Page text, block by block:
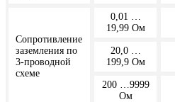
Сопротивление
заземления по
3-проводной
схеме
0,01 …
19,99 Ом
20,0 …
199,9 Ом
200 …9999
Ом